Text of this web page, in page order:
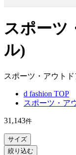
スポーツ
ル)
スポーツ・アウト
d fashion TOP
スポーツ・ア
31,143件
サイズ
絞り込む